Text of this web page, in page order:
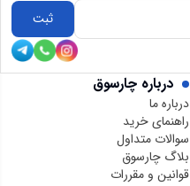
درباره چارسوق
درباره ما
راهنمای خرید
سوالات متداول
بلاگ چارسوق
قوانین و مقررات
ثبت